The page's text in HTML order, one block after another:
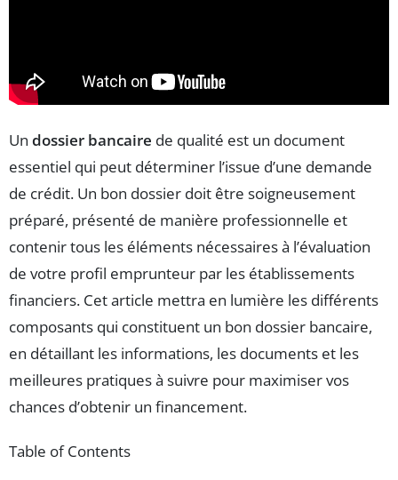
Un dossier bancaire de qualité est un document
essentiel qui peut déterminer l’issue d’une demande
de crédit. Un bon dossier doit être soigneusement
préparé, présenté de manière professionnelle et
contenir tous les éléments nécessaires à l’évaluation
de votre profil emprunteur par les établissements
financiers. Cet article mettra en lumière les différents
composants qui constituent un bon dossier bancaire,
en détaillant les informations, les documents et les
meilleures pratiques à suivre pour maximiser vos
chances d’obtenir un financement.
Table of Contents